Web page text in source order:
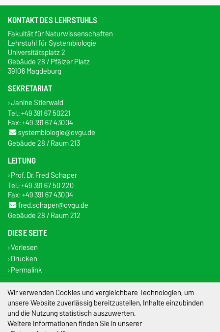
KONTAKT DES LEHRSTUHLS
Fakultät für Naturwissenschaften
Lehrstuhl für Systembiologie
Universitätsplatz 2
Gebäude 28 / Pfälzer Platz
39106 Magdeburg
SEKRETARIAT
Janine Stierwald
Tel.: +49 391 67 50221
Fax: +49 391 67 43004
systembiologie@ovgu.de
Gebäude 28 / Raum 213
LEITUNG
Prof. Dr. Fred Schaper
Tel.: +49 391 67 50 220
Fax: +49 391 67 43004
fred.schaper@ovgu.de
Gebäude 28 / Raum 212
DIESE SEITE
Vorlesen
Drucken
Permalink
Impressum
Datenschutz
Wir verwenden Cookies und vergleichbare Technologien, um
unsere Website zuverlässig bereitzustellen, Inhalte einzubinden
und die Nutzung statistisch auszuwerten.
Weitere Informationen finden Sie in unserer